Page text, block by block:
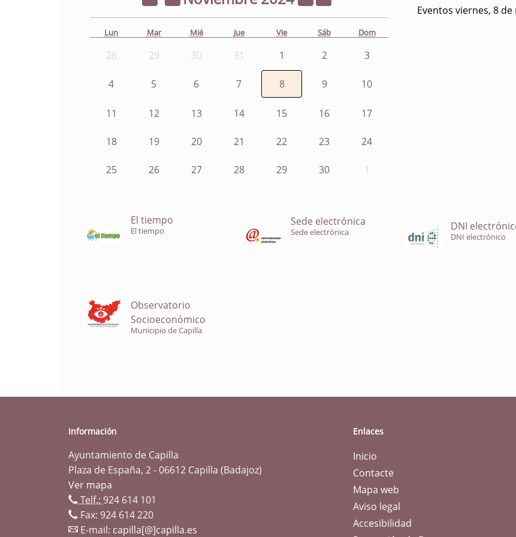
Lun Mar Mié Jue Vie Sáb Dom
28 29 30 31 1 2 3
4 5 6 7 8 9 10
11 12 13 14 15 16 17
18 19 20 21 22 23 24
25 26 27 28 29 30 1
Eventos viernes, 8
El tiempo
El tiempo
Sede electrónica
Sede electrónica DNI
DNI electrónico
Observatorio
Socioeconómico
Municipio de Capilla
Información
Ayuntamiento de Capilla
Plaza de España, 2 - 06612 Capilla (Badajoz)
Ver mapa
Telf.: 924 614 101
Fax: 924 614 220
E-mail: capilla[@]capilla.es
Enlaces
Inicio
Contacte
Mapa web
Aviso legal
Accesibilidad